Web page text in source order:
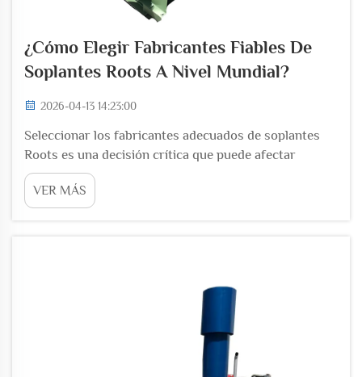
¿Cómo Elegir Fabricantes Fiables De
Soplantes Roots A Nivel Mundial?
2026-04-13 14:23:00
Seleccionar los fabricantes adecuados de soplantes
Roots es una decisión crítica que puede afectar
significativamente sus operaciones industriales, los
costos de mantenimiento y la productividad a largo
plazo. Con numerosos fabricantes operando en
VER MÁS